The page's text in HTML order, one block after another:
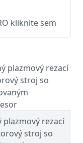
kliknite sem
plazmový rezací
stroj so